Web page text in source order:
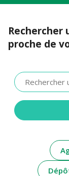
Rechercher
proche de
Veuillez
renseigner
une
adresse